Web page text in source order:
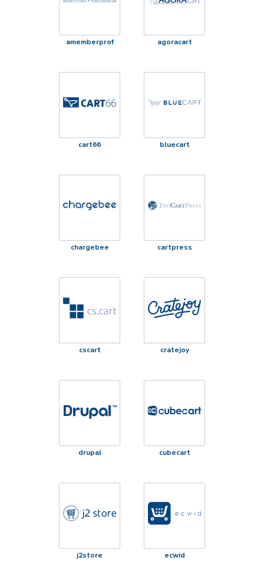
agoracart
amemberprof
bluecart
cart66
cartpress
chargebee
cratejoy
cscart
cubecart
drupal
ecwid
j2store